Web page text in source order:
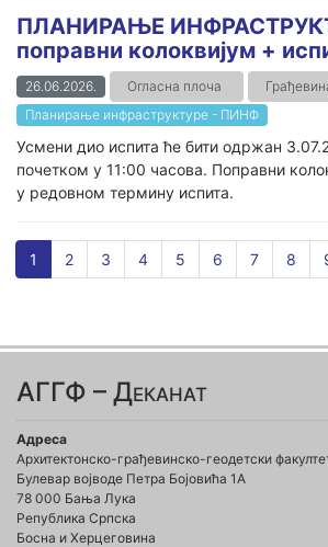
ПЛАНИРАЊЕ
поправни колоквијум +
26.06.2026. Огласна плоча
Планирање инфраструктуре - ПИНФ
Усмени дио испита ће бити одржан
почетком у 11:00 часова. Поправни
у редовном термину испита.
1 2 3 4 5 6 7 8
АГГФ – Деканат
Адреса
Архитектонско-грађевинско-геодетски
Булевар војводе Петра Бојовића 1A
78 000 Бања Лука
Република Српска
Босна и Херцеговина